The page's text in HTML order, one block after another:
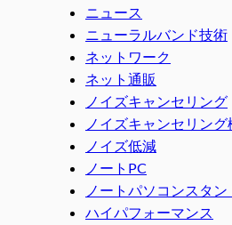
ニュース
ニューラルバンド技術
ネットワーク
ネット通販
ノイズキャンセリング
ノイズキャンセリング
ノイズ低減
ノートPC
ノートパソコンスタン
ハイパフォーマンス